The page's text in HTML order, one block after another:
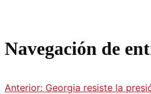
Navegación de
Anterior: Georgia resiste la